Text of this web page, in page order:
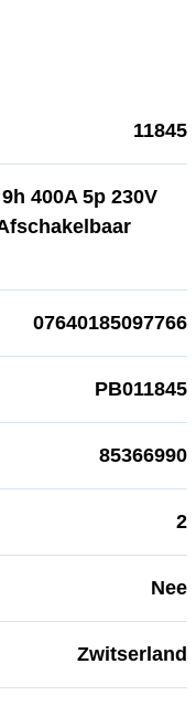
11845
400A 5p 230V
07640185097766
PB011845
85366990
2
Nee
Zwitserland